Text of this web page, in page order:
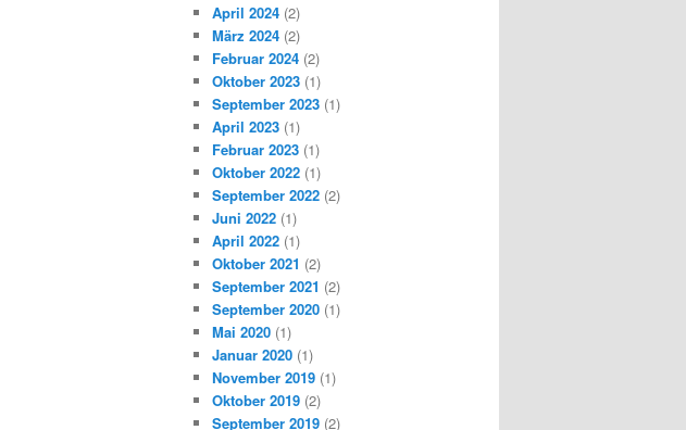
April 2024 (2)
März 2024 (2)
Februar 2024 (2)
Oktober 2023 (1)
September 2023 (1)
April 2023 (1)
Februar 2023 (1)
Oktober 2022 (1)
September 2022 (2)
Juni 2022 (1)
April 2022 (1)
Oktober 2021 (2)
September 2021 (2)
September 2020 (1)
Mai 2020 (1)
Januar 2020 (1)
November 2019 (1)
Oktober 2019 (2)
September 2019 (2)